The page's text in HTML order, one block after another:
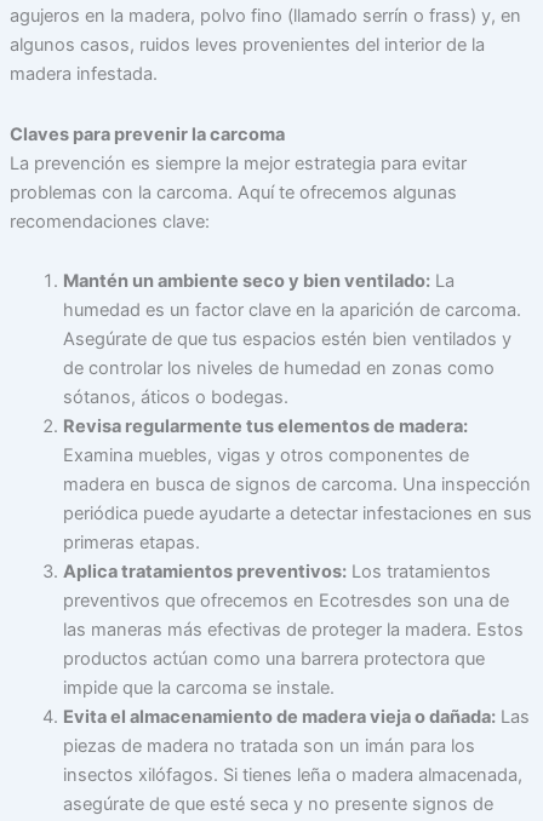
agujeros en la madera, polvo fino (llamado serrín o frass) y, en
algunos casos, ruidos leves provenientes del interior de la
madera infestada.
Claves para prevenir la carcoma
La prevención es siempre la mejor estrategia para evitar
problemas con la carcoma. Aquí te ofrecemos algunas
recomendaciones clave:
Mantén un ambiente seco y bien ventilado:La
humedad es un factor clave en la aparición de carcoma.
Asegúrate de que tus espacios estén bien ventilados y
de controlar los niveles de humedad en zonas como
sótanos, áticos o bodegas.
Revisa regularmente tus elementos de madera:
Examina muebles, vigas y otros componentes de
madera en busca de signos de carcoma. Una inspección
periódica puede ayudarte a detectar infestaciones en sus
primeras etapas.
Aplica tratamientos preventivos:Los tratamientos
preventivos que ofrecemos en Ecotresdes son una de
las maneras más efectivas de proteger la madera. Estos
productos actúan como una barrera protectora que
impide que la carcoma se instale.
Evita el almacenamiento de madera vieja o dañada:Las
piezas de madera no tratada son un imán para los
insectos xilófagos. Si tienes leña o madera almacenada,
asegúrate de que esté seca y no presente signos de